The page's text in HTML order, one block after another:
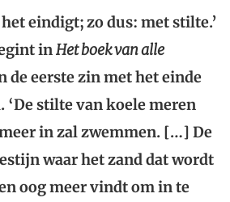
het eindigt; zo dus: met stilte.’
inHet boek van alle
de eerste zin met het einde
‘De stilte van koele meren
in zal zwemmen. […] De
waar het zand dat wordt
oog meer vindt om in te